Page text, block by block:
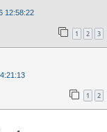
12:58:22
1 2 3
1 2